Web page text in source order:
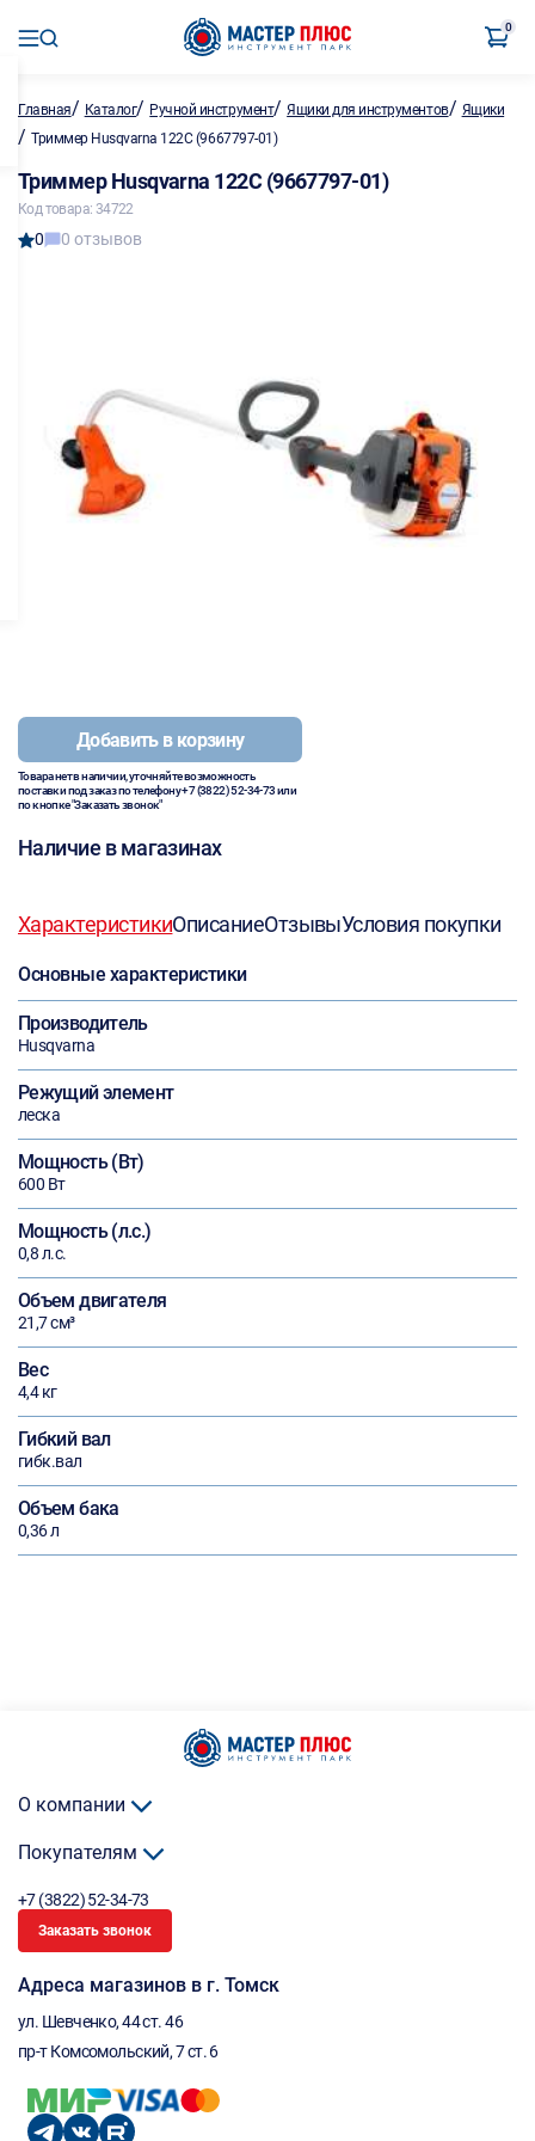
0
Главная/ Каталог/ Ручной инструмент/Ящики для инструментов/ Ящики
/ Триммер Husqvarna 122С (9667797-01)
Триммер Husqvarna 122С (9667797-01)
Код товара: 34722
0 0 отзывов
Добавить в корзину
Товара нет в наличии, уточняйте возможность
поставки под заказ по телефону+7 (3822) 52-34-73или
по кнопке "Заказать звонок"
Наличие в магазинах
ХарактеристикиОписаниеОтзывыУсловия покупки
Основные характеристики
Производитель
Husqvarna
Режущий элемент
леска
Мощность (Вт)
600 Вт
Мощность (л.с.)
0,8 л.с.
Объем двигателя
21,7 см³
Вес
4,4 кг
Гибкий вал
гибк.вал
Объем бака
0,36 л
О компании
Покупателям
+7 (3822) 52-34-73
Заказать звонок
Адреса магазинов в г. Томск
ул. Шевченко, 44 ст. 46
пр-т Комсомольский, 7 ст. 6